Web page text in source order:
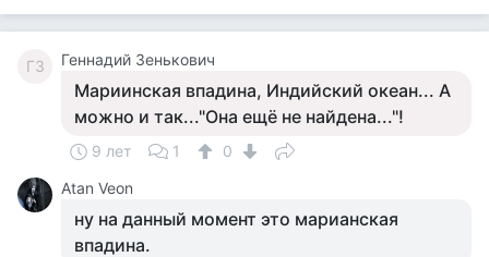
ГЗ Геннадий Зенькович
Мариинская впадина, Индийский океан... А
можно и так..."Она ещё не найдена..."!
9 лет 1
0
Atan Veon
ну на данный момент это марианская
впадина.